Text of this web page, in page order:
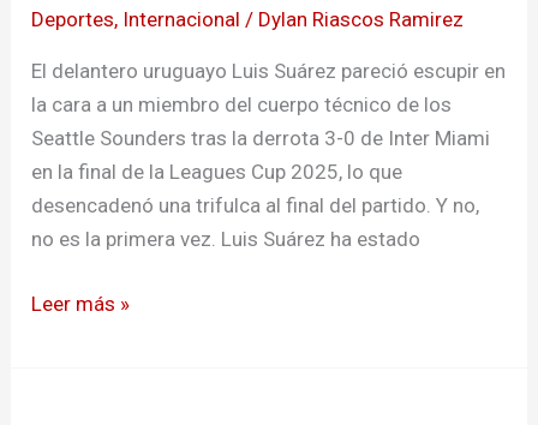
Deportes, Internacional / Dylan Riascos Ramirez
El delantero uruguayo Luis Suárez pareció escupir en
la cara a un miembro del cuerpo técnico de los
Seattle Sounders tras la derrota 3-0 de Inter Miami
en la final de la Leagues Cup 2025, lo que
desencadenó una trifulca al final del partido. Y no,
no es la primera vez. Luis Suárez ha estado
del
Seattle
Sounders
tras
perder
final
Leer más »